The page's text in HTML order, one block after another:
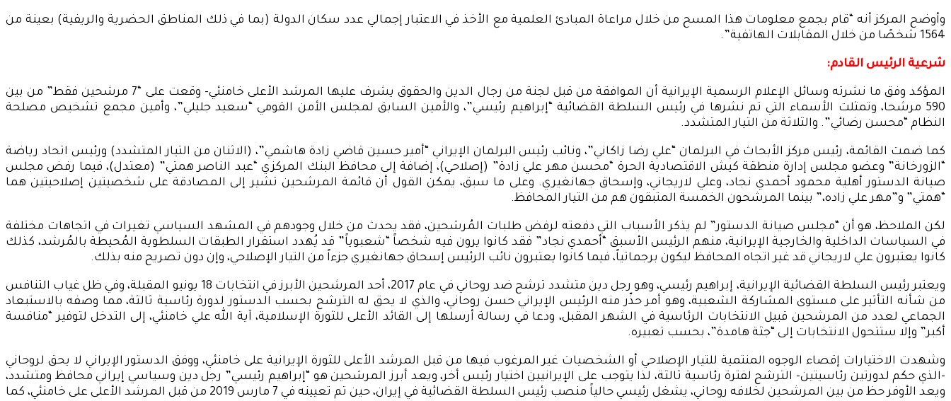
وأوضح المركز أنه “قام بجمع معلومات هذا المسح من خلال مراعاة المبادئ العلمية مع الأخذ في الاعتبار إجمالي عدد سكان الدولة (بما في ذلك المناطق الحضرية والريفية) بعينة من
1564 شخصًا من خلال المقابلات الهاتفية”.
شرعية الرئيس القادم:
المؤكد وفق ما نشرته وسائل الإعلام الرسمية الإيرانية أن الموافقة من قبل لجنة من رجال الدين والحقوق يشرف عليها المرشد الأعلى خامنئي- وقعت على “7 مرشحين فقط” من بين
590 مرشحا، وتمثلت الأسماء التي تم نشرها في رئيس السلطة القضائية “إبراهيم رئيسي”، والأمين السابق لمجلس الأمن القومي “سعيد جليلي”، وأمين مجمع تشخيص مصلحة
النظام “محسن رضائي”. والثلاثة من التيار المتشدد.
كما ضمت القائمة، رئيس مركز الأبحاث في البرلمان “علي رضا زاكاني”، ونائب رئيس البرلمان الإيراني “أمير حسين قاضي زادة هاشمي”، (الاثنان من التيار المتشدد) ورئيس اتحاد رياضة
“الزورخانة” وعضو مجلس إدارة منطقة كيش الاقتصادية الحرة “محسن مهر علي زادة” (إصلاحي)، إضافة إلى محافظ البنك المركزي “عبد الناصر همتي” (معتدل)، فيما رفض مجلس
صيانة الدستور أهلية محمود أحمدي نجاد، وعلي لاريجاني، وإسحاق جهانغيري. وعلى ما سبق، يمكن القول أن قائمة المرشحين تشير إلى المصادقة على شخصيتين إصلاحيتين هما
“همتي” و”مهر علي زاده،” بينما المرشحون الخمسة المتبقون هم من التيار المحافظ.
لكن الملاحظ، هو أن “مجلس صيانة الدستور” لم يذكر الأسباب التي دفعته لرفض طلبات المُرشحين، فقد يحدث من خلال وجودهم في المشهد السياسي تغيرات في اتجاهات مختلفة
في السياسات الداخلية والخارجية الإيرانية، منهم الرئيس الأسبق “أحمدي نجاد” فقد كانوا يرون فيه شخصاً “شعبوياً” قد يُهدد استقرار الطبقات السلطوية المُحيطة بالمُرشد، كذلك
كانوا يعتبرون علي لاريجاني قد غير اتجاه المحافظ ليكون برجماتياً، فيما كانوا يعتبرون نائب الرئيس إسحاق جهانغيري جزءاً من التيار الإصلاحي، وإن دون تصريح منه بذلك.
ويعتبر رئيس السلطة القضائية الإيرانية، إبراهيم رئيسي، وهو رجل دين متشدد ترشح ضد روحاني في عام 2017، أحد المرشحين الأبرز في انتخابات 18 يونيو المقبلة، وفي ظل غياب التنافس
من شأنه التأثير على مستوى المشاركة الشعبية، وهو أمر حذّر منه الرئيس الإيراني حسن روحاني، والذي لا يحق له الترشح بحسب الدستور لدورة رئاسية ثالثة، مما وصفه بالاستبعاد
الجماعي لعدد من المرشحين قبيل الانتخابات الرئاسية في الشهر المقبل، ودعا في رسالة أرسلها إلى القائد الأعلى للثورة الإسلامية، آية الله علي خامنئي، إلى التدخل لتوفير “منافسة
أكبر” وإلا ستتحول الانتخابات إلى “جثة هامدة”، بحسب تعبيره.
وشهدت الاختيارات إقصاء الوجوه المنتمية للتيار الإصلاحي أو الشخصيات غير المرغوب فيها من قبل المرشد الأعلى للثورة الإيرانية على خامنئي، ووفق الدستور الإيراني لا يحق لروحاني
-الذي حكم لدورتين رئاسيتين- الترشح لفترة رئاسية ثالثة، لذا يتوجب على الإيرانيين اختيار رئيس أخر، ويعد أبرز المرشحين هو “إبراهيم رئيسي” رجل دين وسياسي إيراني محافظ ومتشدد،
ويعد الأوفر حظ من بين المرشحين لخلافه روحاني، يشغل رئيسي حالياً منصب رئيس السلطة القضائية في إيران، حين تم تعيينه في 7 مارس 2019 من قبل المرشد الأعلى على خامنئي، كما